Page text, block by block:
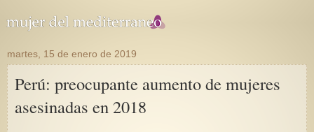
martes, 15 de enero de 2019
Perú: preocupante aumento de mujeres
asesinadas en 2018